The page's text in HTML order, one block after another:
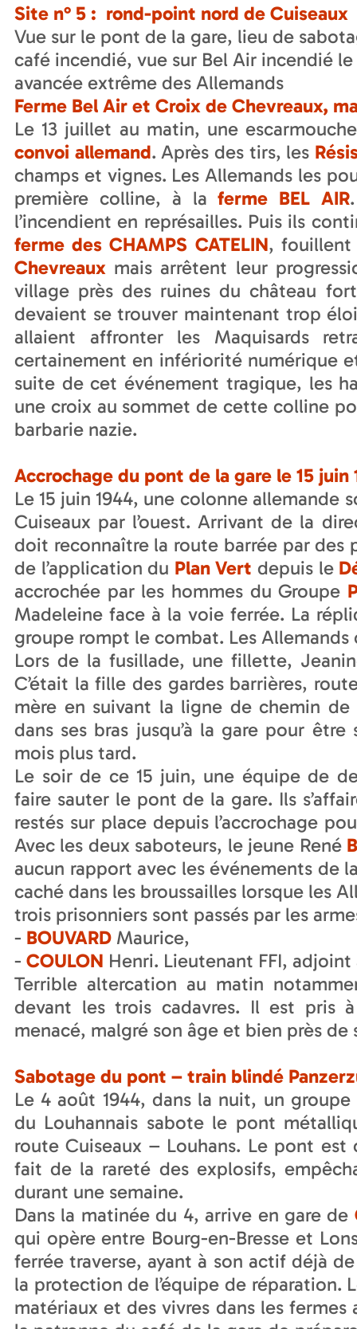
Site n° 5 : rond-point nord de Cuiseaux
Vue sur le pont de la gare, lieu de
café incendié, vue sur Bel Air incendié
avancée extrême des Allemands
Ferme Bel Air et Croix de Chevreaux,
Le 13 juillet au matin, une
convoi allemand. Après des tirs, les
champs et vignes. Les Allemands les
première colline, à laferme BEL AIR
l’incendient en représailles. Puis ils
ferme des CHAMPS CATELIN, fouillent
Chevreaux mais arrêtent leur
village près des ruines du château
devaient se trouver maintenant trop
allaient affronter les Maquisards
certainement en infériorité numérique
suite de cet événement tragique, les
une croix au sommet de cette colline
barbarie nazie.
Accrochage du pont de la gare le 15 juin
Le 15 juin 1944, une colonne
Cuiseaux par l’ouest. Arrivant de la
doit reconnaître la route barrée par des
de l’application du Plan Vert depuis le
accrochée par les hommes du Groupe
Madeleine face à la voie ferrée. La
groupe rompt le combat. Les
Lors de la fusillade, une fillette,
C’était la fille des gardes barrières,
mère en suivant la ligne de chemin
dans ses bras jusqu’à la gare pour
mois plus tard.
Le soir de ce 15 juin, une équipe de
faire sauter le pont de la gare. Ils
restés sur place depuis l’accrochage
Avec les deux saboteurs, le jeune René
aucun rapport avec les événements de
caché dans les broussailles lorsque les
trois prisonniers sont passés par les
- BOUVARD Maurice,
- COULON Henri. Lieutenant FFI,
Terrible altercation au matin
devant les trois cadavres. Il est pris
menacé, malgré son âge et bien près de
Sabotage du pont – train blindé
Le 4 août 1944, dans la nuit, un
du Louhannais sabote le pont
route Cuiseaux – Louhans. Le pont
fait de la rareté des explosifs,
durant une semaine.
Dans la matinée du 4, arrive en gare de
qui opère entre Bourg-en-Bresse et
ferrée traverse, ayant à son actif déjà
la protection de l’équipe de réparation.
matériaux et des vivres dans les